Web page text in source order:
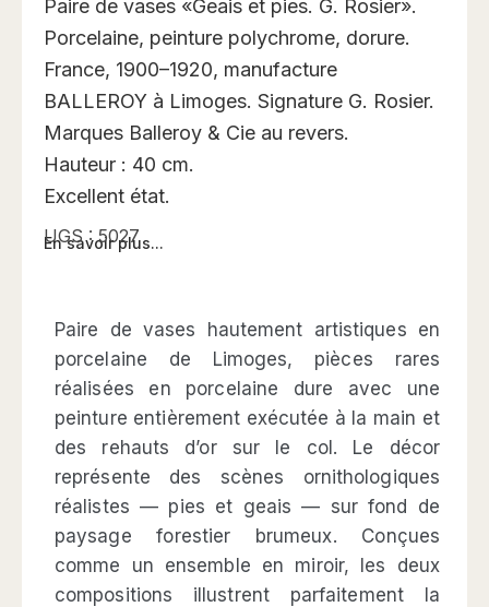
Paire de vases «Geais et pies. G. Rosier».
Porcelaine, peinture polychrome, dorure.
France, 1900–1920, manufacture
BALLEROY à Limoges. Signature G. Rosier.
Marques Balleroy & Cie au revers.
Hauteur : 40 cm.
Excellent état.
En savoir plus...
UGS :5027
Paire de vases hautement artistiques en
porcelaine de Limoges, pièces rares
réalisées en porcelaine dure avec une
peinture entièrement exécutée à la main et
des rehauts d’or sur le col. Le décor
représente des scènes ornithologiques
réalistes — pies et geais — sur fond de
paysage forestier brumeux. Conçues
comme un ensemble en miroir, les deux
compositions illustrent parfaitement la